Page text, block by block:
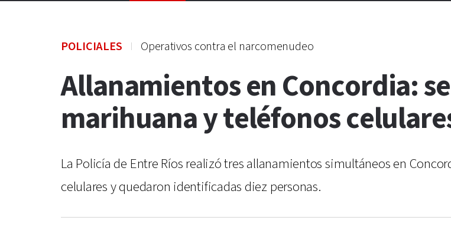
POLICIALES Operativos contra el narcomenudeo
Allanamientos en Concordia:
marihuana y teléfonos
La Policía de Entre Ríos realizó tres allanamientos simultáneos en
celulares y quedaron identificadas diez personas.